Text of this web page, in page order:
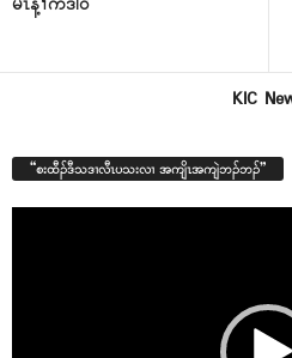
မၤန့ၢ်ကဒါဝဲ
KIC
“စးထီၣ်ဒီသဒၢလီၤပသးလၢ အကျိၤအကျဲဘၣ်ဘၣ်”